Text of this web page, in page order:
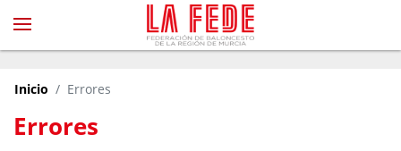
Errores
Inicio Errores